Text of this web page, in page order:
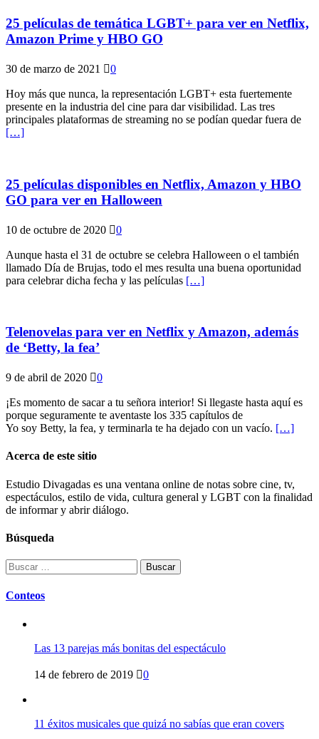
25 películas de temática LGBT+ para ver en Netflix,
Amazon Prime y HBO GO
30 de marzo de 2021 0
Hoy más que nunca, la representación LGBT+ esta fuertemente
presente en la industria del cine para dar visibilidad. Las tres
principales plataformas de streaming no se podían quedar fuera de
[…]
25 películas disponibles en Netflix, Amazon y HBO
GO para ver en Halloween
10 de octubre de 2020 0
Aunque hasta el 31 de octubre se celebra Halloween o el también
llamado Día de Brujas, todo el mes resulta una buena oportunidad
para celebrar dicha fecha y las películas […]
Telenovelas para ver en Netflix y Amazon, además
de ‘Betty, la fea’
9 de abril de 2020 0
¡Es momento de sacar a tu señora interior! Si llegaste hasta aquí es
porque seguramente te aventaste los 335 capítulos de
Yo soy Betty, la fea, y terminarla te ha dejado con un vacío. […]
Acerca de este sitio
Estudio Divagadas es una ventana online de notas sobre cine, tv,
espectáculos, estilo de vida, cultura general y LGBT con la finalidad
de informar y abrir diálogo.
Búsqueda
Buscar:
Conteos
Las 13 parejas más bonitas del espectáculo
14 de febrero de 2019 0
11 éxitos musicales que quizá no sabías que eran covers